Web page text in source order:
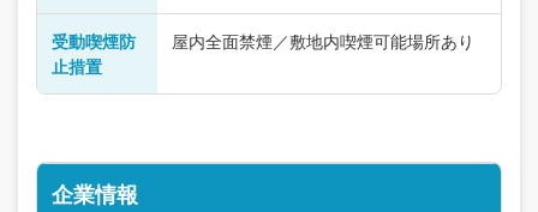
受動喫煙防
止措置
屋内全面禁煙／敷地内喫煙可能場所あり
企業情報